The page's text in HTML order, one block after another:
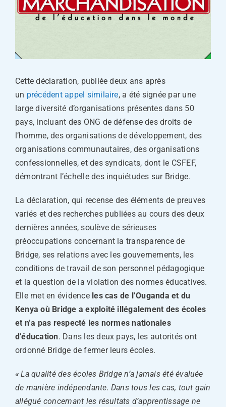
Cette déclaration, publiée deux ans après
un précédent appel similaire, a été signée par une
large diversité d’organisations présentes dans 50
pays, incluant des ONG de défense des droits de
l’homme, des organisations de développement, des
organisations communautaires, des organisations
confessionnelles, et des syndicats, dont le CSFEF,
démontrant l’échelle des inquiétudes sur Bridge.
La déclaration, qui recense des éléments de preuves
variés et des recherches publiées au cours des deux
dernières années, soulève de sérieuses
préoccupations concernant la transparence de
Bridge, ses relations avec les gouvernements, les
conditions de travail de son personnel pédagogique
et la question de la violation des normes éducatives.
Elle met en évidence les cas de l’Ouganda et du
Kenya où Bridge a exploité illégalement des écoles
et n’a pas respecté les normes nationales
d’éducation. Dans les deux pays, les autorités ont
ordonné Bridge de fermer leurs écoles.
« La qualité des écoles Bridge n’a jamais été évaluée
de manière indépendante. Dans tous les cas, tout gain
allégué concernant les résultats d’apprentissage ne